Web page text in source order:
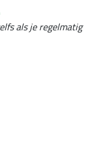
als je regelmatig